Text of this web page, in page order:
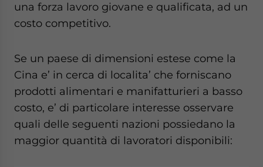
una forza lavoro giovane e qualificata, ad un
costo competitivo.
Se un paese di dimensioni estese come la
Cina e’ in cerca di localita’ che forniscano
prodotti alimentari e manifatturieri a basso
costo, e’ di particolare interesse osservare
quali delle seguenti nazioni possiedano la
maggior quantità di lavoratori disponibili: